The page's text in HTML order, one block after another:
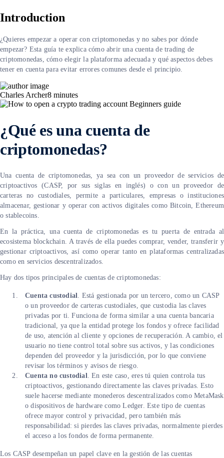
Introduction
¿Quieres empezar a operar con criptomonedas y no sabes por dónde
empezar? Esta guía te explica cómo abrir una cuenta de trading de
criptomonedas, cómo elegir la plataforma adecuada y qué aspectos debes
tener en cuenta para evitar errores comunes desde el principio.
Charles Archer8 minutes
¿Qué es una cuenta de
criptomonedas?
Una cuenta de criptomonedas, ya sea con un proveedor de servicios de
criptoactivos (CASP, por sus siglas en inglés) o con un proveedor de
carteras no custodiales, permite a particulares, empresas o instituciones
almacenar, gestionar y operar con activos digitales como Bitcoin, Ethereum
o stablecoins.
En la práctica, una cuenta de criptomonedas es tu puerta de entrada al
ecosistema blockchain. A través de ella puedes comprar, vender, transferir y
gestionar criptoactivos, así como operar tanto en plataformas centralizadas
como en servicios descentralizados.
Hay dos tipos principales de cuentas de criptomonedas:
Cuenta custodial. Está gestionada por un tercero, como un CASP
o un proveedor de carteras custodiales, que custodia las claves
privadas por ti. Funciona de forma similar a una cuenta bancaria
tradicional, ya que la entidad protege los fondos y ofrece facilidad
de uso, atención al cliente y opciones de recuperación. A cambio, el
usuario no tiene control total sobre sus activos, y las condiciones
dependen del proveedor y la jurisdicción, por lo que conviene
revisar los términos y avisos de riesgo.
Cuenta no custodial. En este caso, eres tú quien controla tus
criptoactivos, gestionando directamente las claves privadas. Esto
suele hacerse mediante monederos descentralizados como MetaMask
o dispositivos de hardware como Ledger. Este tipo de cuentas
ofrece mayor control y privacidad, pero también más
responsabilidad: si pierdes las claves privadas, normalmente pierdes
el acceso a los fondos de forma permanente.
Los CASP desempeñan un papel clave en la gestión de las cuentas